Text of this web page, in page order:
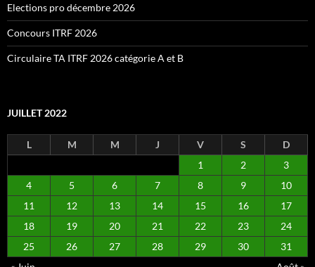
Elections pro décembre 2026
Concours ITRF 2026
Circulaire TA ITRF 2026 catégorie A et B
JUILLET 2022
L M M J V S
D
1
2
3
4
5 6 7 8 9
10
11
12 13 14 15 16
17
18
19 20 21 22 23
24
25
26 27 28 29 30
31